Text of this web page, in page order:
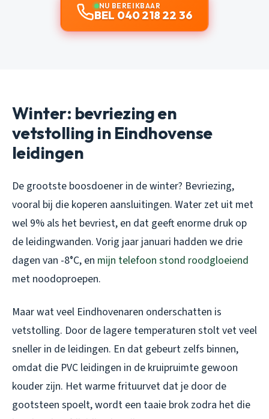
NU BEREIKBAAR
BEL 040 218 22 36
Winter: bevriezing en
vetstolling in Eindhovense
leidingen
De grootste boosdoener in de winter? Bevriezing,
vooral bij die koperen aansluitingen. Water zet uit met
wel 9% als het bevriest, en dat geeft enorme druk op
de leidingwanden. Vorig jaar januari hadden we drie
dagen van -8°C, en mijn telefoon stond roodgloeiend
met noodoproepen.
Maar wat veel Eindhovenaren onderschatten is
vetstolling. Door de lagere temperaturen stolt vet veel
sneller in de leidingen. En dat gebeurt zelfs binnen,
omdat die PVC leidingen in de kruipruimte gewoon
kouder zijn. Het warme frituurvet dat je door de
gootsteen spoelt, wordt een taaie brok zodra het die